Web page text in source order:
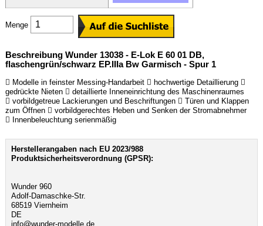
Menge
Beschreibung Wunder 13038 - E-Lok E 60 01 DB,
flaschengrün/schwarz EP.IIIa Bw Garmisch - Spur 1
 Modelle in feinster Messing-Handarbeit  hochwertige Detaillierung 
gedrückte Nieten  detaillierte Inneneinrichtung des Maschinenraumes
 vorbildgetreue Lackierungen und Beschriftungen  Türen und Klappen
zum Öffnen  vorbildgerechtes Heben und Senken der Stromabnehmer
 Innenbeleuchtung serienmäßig
Herstellerangaben nach EU 2023/988
Produktsicherheitsverordnung (GPSR):
Wunder 960
Adolf-Damaschke-Str.
68519 Viernheim
DE
info@wunder-modelle.de